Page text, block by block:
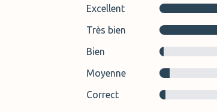
Excellent
Très bien
Bien
Moyenne
Correct